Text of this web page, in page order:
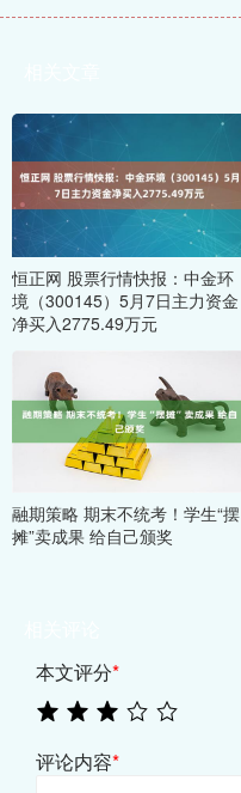
恒正网 股票行情快报：中金环
境（300145）5月7日主力资金
净买入2775.49万元
融期策略 期末不统考！学生“摆
摊”卖成果 给自己颁奖
本文评分*
评论内容*